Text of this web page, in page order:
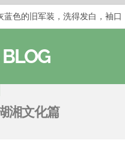
蓝色的旧军装，洗得发白，袖口
某个阶段掌握了第一性原
么百分之一的人，既不努力，
热二十九度。 这个数字是我站
湘文化篇